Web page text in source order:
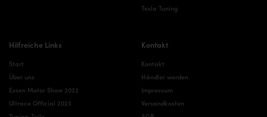
Tesla Tuning
Hilfreiche Links
Start
Über uns
Essen Motor Show 2022
Ultrace Official 2023
Kontakt
Kontakt
Händler werden
Impressum
Versandkosten